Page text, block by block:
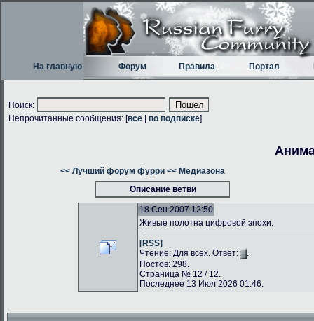
На главную Форум Правила Портал
Поиск:
Непрочитанные сообщения: [все по подписке]
<< Лучший форум фурри << Медиазона
Описание ветви
18 Сен 2007 12:50
Живые полотна цифровой эпохи.
[RSS]
Чтение: Для всех. Ответ:
.
Постов: 298.
Страница № 12 / 12.
Последнее 13 Июл 2026 01:46.